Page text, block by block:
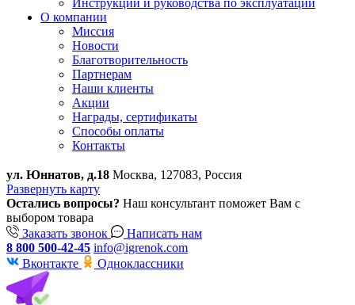
О компании
Миссия
Новости
Благотворительность
Партнерам
Наши клиенты
Акции
Награды, сертификаты
Способы оплаты
Контакты
ул. Юннатов, д.18 Москва, 127083, Россия
Развернуть карту
Остались вопросы? Наш консультант поможет Вам с
выбором товара
Заказать звонок
Написать нам
8 800 500-42-45 info@igrenok.com
Вконтакте
Одноклассники